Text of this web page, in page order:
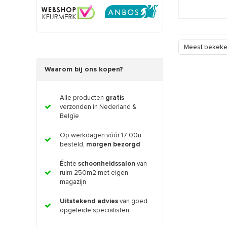
Waarom bij ons kopen?
Alle producten gratis
verzonden in Nederland &
Belgïe
Op werkdagen vóór 17:00u
besteld, morgen bezorgd
Échte schoonheidssalon van
ruim 250m2 met eigen
magazijn
Uitstekend advies van goed
opgeleide specialisten
Meest